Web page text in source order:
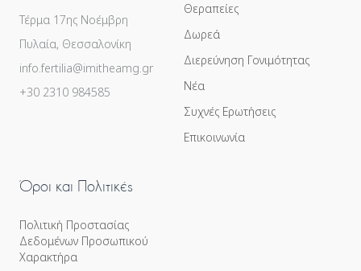
Τέρμα 17ης Νοέμβρη
Πυλαία, Θεσσαλονίκη
info.fertilia@imitheamg.gr
+30 2310 984585
Θεραπείες
Δωρεά
Διερεύνηση Γονιμότητας
Νέα
Συχνές Ερωτήσεις
Επικοινωνία
Όροι και Πολιτικές
Πολιτική Προστασίας
Δεδομένων Προσωπικού
Χαρακτήρα